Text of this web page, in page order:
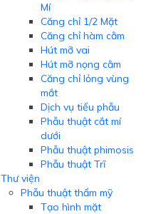
Mí
Căng chỉ 1/2 Mặt
Căng chỉ hàm cằm
Hút mỡ vai
Hút mỡ nọng cằm
Căng chỉ lỏng vùng
mắt
Dịch vụ tiểu phẫu
Phẫu thuật cắt mí
dưới
Phẫu thuật phimosis
Phẫu thuật Trĩ
Thư viện
Phẫu thuật thẩm mỹ
Tạo hình mặt